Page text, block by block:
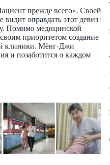
прежде всего». Своей
оправдать этот девиз и
Помимо медицинской
приоритетом создание
клиники. Мёнг-Джи
и позаботится о каждом